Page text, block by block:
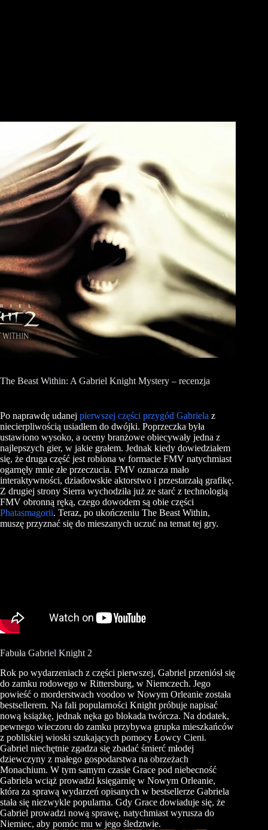
The Beast Within: A Gabriel Knight Mystery – recenzja
Po naprawdę udanej pierwszej części przygód Gabriela z
niecierpliwością usiadłem do dwójki. Poprzeczka była
ustawiono wysoko, a oceny branżowe obiecywały jedna z
najlepszych gier, w jakie grałem. Jednak kiedy dowiedziałem
się, że druga część jest robiona w formacie FMV natychmiast
ogarnęły mnie złe przeczucia. FMV oznacza mało
interaktywności, dziadowskie aktorstwo i przestarzałą grafikę.
Z drugiej strony Sierra wychodziła już ze starć z technologią
FMV obronną ręką, czego dowodem są obie części
Phatasmagorii. Teraz, po ukończeniu The Beast Within,
muszę przyznać się do mieszanych uczuć na temat tej gry.
Fabuła Gabriel Knight 2
Rok po wydarzeniach z części pierwszej, Gabriel przeniósł się
do zamku rodowego w Rittersburg, w Niemczech. Jego
powieść o morderstwach voodoo w Nowym Orleanie została
bestsellerem. Na fali popularności Knight próbuje napisać
nową książkę, jednak nęka go blokada twórcza. Na dodatek,
pewnego wieczoru do zamku przybywa grupka mieszkańców
z pobliskiej wioski szukających pomocy Łowcy Cieni.
Gabriel niechętnie zgadza się zbadać śmierć młodej
dziewczyny z małego gospodarstwa na obrzeżach
Monachium. W tym samym czasie Grace pod niebecność
Gabriela wciąż prowadzi księgarnię w Nowym Orleanie,
która za sprawą wydarzeń opisanych w bestsellerze Gabriela
stała się niezwykle popularna. Gdy Grace dowiaduje się, że
Gabriel prowadzi nową sprawę, natychmiast wyrusza do
Niemiec, aby pomóc mu w jego śledztwie.